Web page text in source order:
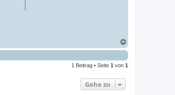
a
c
o
1 Beitrag • Seite 1 von 1
Gehe zu